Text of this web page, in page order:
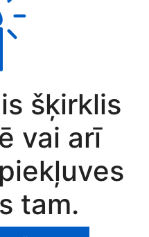
šķirklis
vai arī
tam.